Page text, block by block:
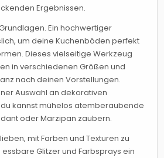
Ergebnissen.
Ein hochwertiger
um deine Kuchenböden perfekt
Dieses vielseitige Werkzeug
in verschiedenen Größen und
nach deinen Vorstellungen.
Auswahl an dekorativen
kannst mühelos atemberaubende
oder Marzipan zaubern.
mit Farben und Texturen zu
Glitzer und Farbsprays ein